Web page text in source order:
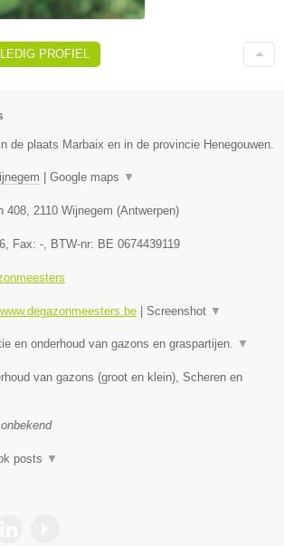
PROFIEL
de plaats Marbaix en in de provincie Henegouwen.
Google maps ▼
408, 2110 Wijnegem (Antwerpen)
, Fax: -, BTW-nr: BE 0674439119
Screenshot ▼
en onderhoud van gazons en graspartijen. ▼
van gazons (groot en klein), Scheren en
posts ▼